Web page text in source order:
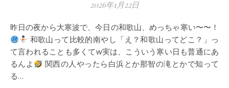
2026年1月22日
昨日の夜から大寒波で、今日の和歌山、めっちゃ寒い〜〜！
和歌山って比較的南やし「え？和歌山ってどこ？」っ
て言われることも多くてw実は、こういう寒い日も普通にあ
るんよ
関西の人やったら白浜とか那智の滝とかで知って
る…